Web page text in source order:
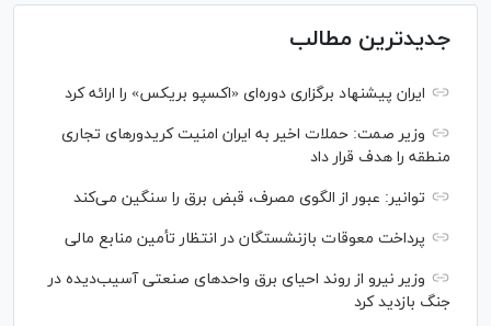
جدیدترین مطالب
ایران پیشنهاد برگزاری دوره‌ای «اکسپو بریکس» را ارائه کرد
وزیر صمت: حملات اخیر به ایران امنیت کریدورهای تجاری
منطقه را هدف قرار داد
توانیر: عبور از الگوی مصرف، قبض برق را سنگین می‌کند
پرداخت معوقات بازنشستگان در انتظار تأمین منابع مالی
وزیر نیرو از روند احیای برق واحدهای صنعتی آسیب‌دیده در
جنگ بازدید کرد